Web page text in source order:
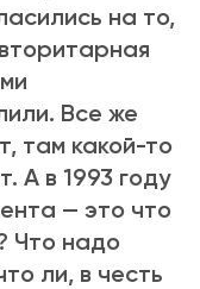
на то,
Все же
там какой-то
А в 1993 году
— это что
Что надо
ли, в честь